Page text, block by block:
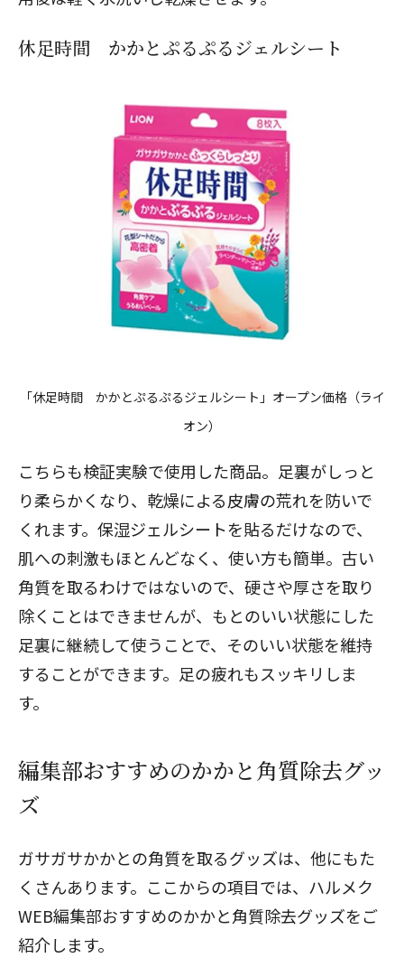
休足時間 かかとぷるぷるジェルシート
「休足時間 かかとぷるぷるジェルシート」オープン価格（ライ
オン）
こちらも検証実験で使用した商品。足裏がしっと
り柔らかくなり、乾燥による皮膚の荒れを防いで
くれます。保湿ジェルシートを貼るだけなので、
肌への刺激もほとんどなく、使い方も簡単。古い
角質を取るわけではないので、硬さや厚さを取り
除くことはできませんが、もとのいい状態にした
足裏に継続して使うことで、そのいい状態を維持
することができます。足の疲れもスッキリしま
す。
編集部おすすめのかかと角質除去グッ
ズ
ガサガサかかとの角質を取るグッズは、他にもた
くさんあります。ここからの項目では、ハルメク
WEB編集部おすすめのかかと角質除去グッズをご
紹介します。